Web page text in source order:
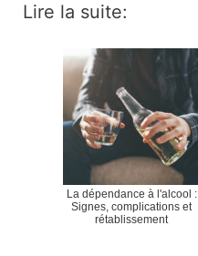
Lire la suite:
La dépendance à l'alcool :
Signes, complications et
rétablissement